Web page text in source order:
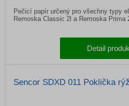
Pečicí papír určený pro všechny typy
Remoska Classic 2l a Remoska Prima
Detail
Sencor SDXD 011 Poklička